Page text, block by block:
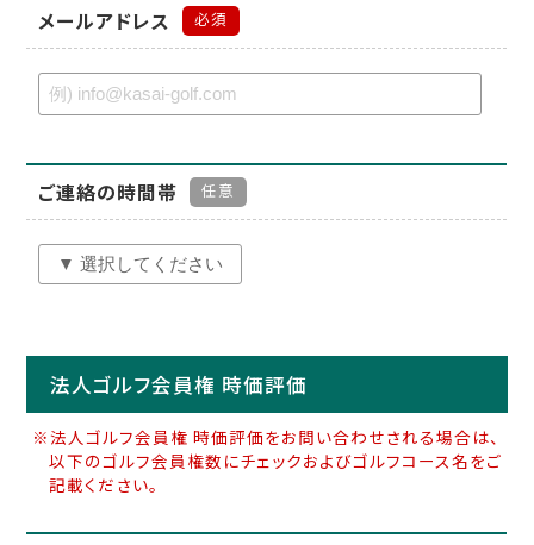
メールアドレス 必須
ご連絡の時間帯 任意
法人ゴルフ会員権 時価評価
※法人ゴルフ会員権 時価評価をお問い合わせされる場合は、
以下のゴルフ会員権数にチェックおよびゴルフコース名をご
記載ください。